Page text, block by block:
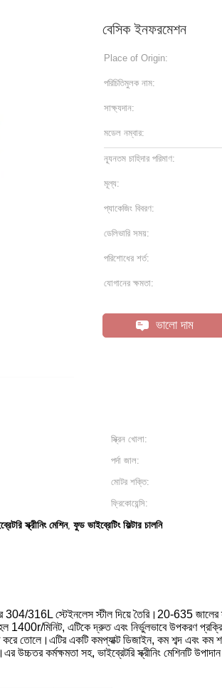
বেসিক ইনফরমেশন
Place of Origin:
পরিচিতিমুলক নাম:
সাক্ষ্যদান:
মডেল নম্বার:
ন্যূনতম চাহিদার পরিমাণ:
মূল্য:
প্যাকেজিং বিবরণ:
ডেলিভারি সময়:
পরিশোধের শর্ত:
যোগানের ক্ষমতা:
ভালো দাম
স্ক্রিন খোলা:
পর্দা জাল:
মোটর শক্তি:
ফ্রিকোয়েন্সি:
স্ক্রীনিং মেশিন, ফুড ভাইব্রেটিং ফিল্টার চালনি
304/316L স্টেইনলেস স্টীল দিয়ে তৈরি।20-635 জালের
1400r/মিনিট, এটিকে দ্রুত এবং নির্ভুলভাবে উপকরণ
করে তোলে।এটির একটি কমপ্যাক্ট ডিজাইন, কম শব্দ এবং
কর্মক্ষমতা সহ, ভাইব্রেটরি স্ক্রীনিং মেশিনটি